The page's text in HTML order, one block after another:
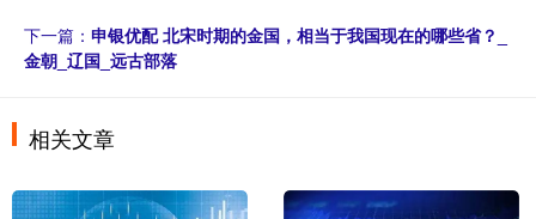
下一篇： 申银优配 北宋时期的金国，相当于我国现在的哪些省？_
金朝_辽国_远古部落
相关文章